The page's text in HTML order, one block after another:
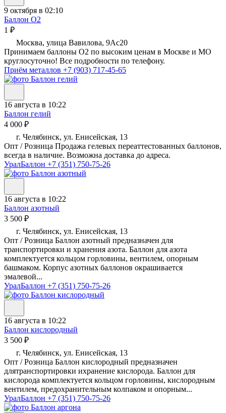
9 октября в 02:10
Баллон О2
1 ₽
Москва, улица Вавилова, 9Ас20
Принимаем баллоны О2 по высоким ценам в Москве и МО
круглосуточно! Все подробности по телефону.
Приём металлов +7 (903) 717-45-65
16 августа в 10:22
Баллон гелий
4 000 ₽
г. Челябинск, ул. Енисейская, 13
Опт / Розница Продажа гелевых переаттестованных баллонов,
всегда в наличие. Возможна доставка до адреса.
УралБаллон +7 (351) 750-75-26
16 августа в 10:22
Баллон азотный
3 500 ₽
г. Челябинск, ул. Енисейская, 13
Опт / Розница Баллон азотный предназначен для
транспортировки и хранения азота. Баллон для азота
комплектуется кольцом горловины, вентилем, опорным
башмаком. Корпус азотных баллонов окрашивается
эмалевой...
УралБаллон +7 (351) 750-75-26
16 августа в 10:22
Баллон кислородный
3 500 ₽
г. Челябинск, ул. Енисейская, 13
Опт / Розница Баллон кислородный предназначен
длятранспортировки ихранение кислорода. Баллон для
кислорода комплектуется кольцом горловины, кислородным
вентилем, предохранительным колпаком и опорным...
УралБаллон +7 (351) 750-75-26